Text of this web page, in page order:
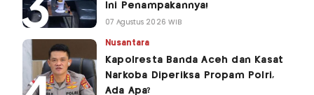
Ini Penampakannya!
07 Agustus 2026 WIB
Nusantara
Kapolresta Banda Aceh dan Kasat
Narkoba Diperiksa Propam Polri,
Ada Apa?